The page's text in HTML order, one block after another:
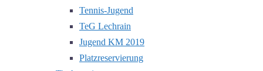
Tennis-Jugend
TeG Lechrain
Jugend KM 2019
Platzreservierung